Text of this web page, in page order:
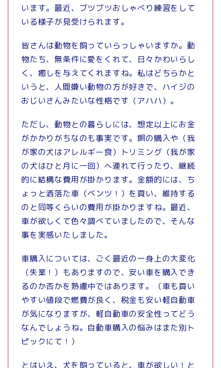
います。最近、ブツブツおしゃべり練習をして
いる様子が見受けられます。
皆さんは動物を飼っていらっしゃいますか。動
物たち、無条件に愛をくれて、日々かわいらし
く、癒しを与えてくれますね。私はどちらかと
いうと、人間嫌い動物の方が好きで、ハイジの
おじいさんみたいな性格です（アハハ）。
ただし、動物との暮らしには、想定以上にお金
がかかりがちなのも事実です。餌の購入や（我
が家の犬はアレルギー食）トリミング（我が家
の犬はひと月に一回）へ連れて行ったり、継続
的に結構な費用が掛かります。金額的には、ち
ょっと洒落た車（ベンツ！）を買い、維持する
のと同等くらいの費用が掛かりますね。最近、
車が欲しくて色々調べていましたので、そんな
事を実感いたしました。
車購入については、ごく最近の一身上の大変化
（失業！）もありますので、安い車を購入でき
るのか否かを熟慮中ではあります。（車も買い
やすい値段で燃費が良く、税金も安い軽自動車
が気になりますが、軽自動車の安全性ってどう
なんでしょうね。自動車購入の悩みはまた別ト
ピックにて！）
とはいえ、犬を飼っていると、車が欲しい！と